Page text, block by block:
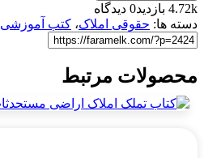
4.72k بازدید
0 دیدگاه
دسته ها: حقوقی املاک، کتب آموزشی
محصولات مرتبط